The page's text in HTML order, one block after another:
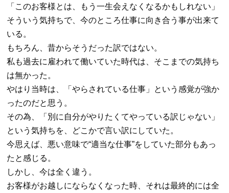
「このお客様とは、もう一生会えなくなるかもしれない」
そういう気持ちで、今のところ仕事に向き合う事が出来て
いる。
もちろん、昔からそうだった訳ではない。
私も過去に雇われて働いていた時代は、そこまでの気持ち
は無かった。
やはり当時は、「やらされている仕事」という感覚が強か
ったのだと思う。
その為、「別に自分がやりたくてやっている訳じゃない」
という気持ちを、どこかで言い訳にしていた。
今思えば、悪い意味で“適当な仕事”をしていた部分もあっ
たと感じる。
しかし、今は全く違う。
お客様がお越しにならなくなった時、それは最終的には全